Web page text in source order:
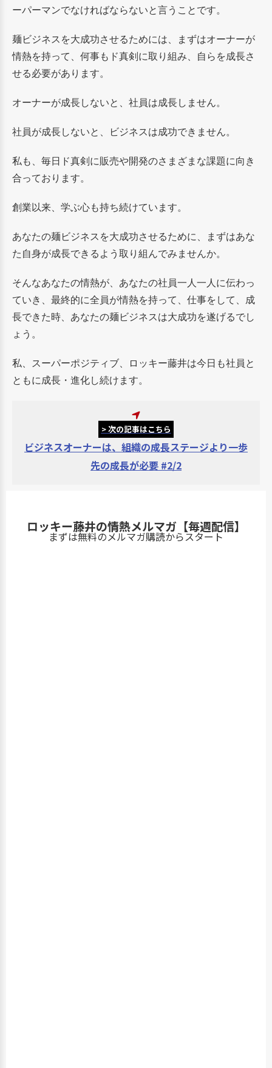
ーパーマンでなければならないと言うことです。
麺ビジネスを大成功させるためには、まずはオーナーが
情熱を持って、何事もド真剣に取り組み、自らを成長さ
せる必要があります。
オーナーが成長しないと、社員は成長しません。
社員が成長しないと、ビジネスは成功できません。
私も、毎日ド真剣に販売や開発のさまざまな課題に向き
合っております。
創業以来、学ぶ心も持ち続けています。
あなたの麺ビジネスを大成功させるために、まずはあな
た自身が成長できるよう取り組んでみませんか。
そんなあなたの情熱が、あなたの社員一人一人に伝わっ
ていき、最終的に全員が情熱を持って、仕事をして、成
長できた時、あなたの麺ビジネスは大成功を遂げるでし
ょう。
私、スーパーポジティブ、ロッキー藤井は今日も社員と
ともに成長・進化し続けます。
> 次の記事はこちら
ビジネスオーナーは、組織の成長ステージより一歩
先の成長が必要 #2/2
ロッキー藤井の情熱メルマガ【毎週配信】
まずは無料のメルマガ購読からスタート